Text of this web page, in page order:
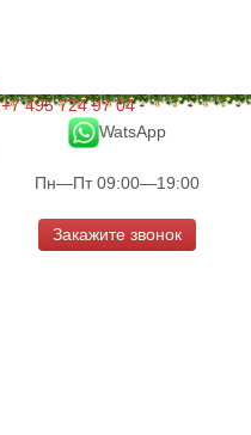
+7 495 724 97 04
WatsApp
Пн—Пт 09:00—19:00
Закажите звонок